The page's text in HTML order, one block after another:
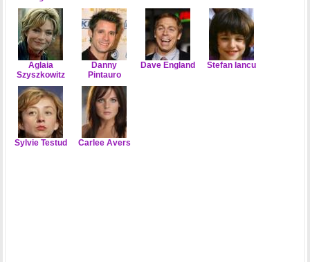
Aglaia
Szyszkowitz
Danny
Pintauro
Dave England Stefan Iancu
Sylvie Testud Carlee Avers